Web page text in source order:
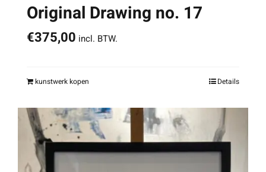
Original Drawing no. 17
€375,00 incl. BTW.
kunstwerk kopen Details